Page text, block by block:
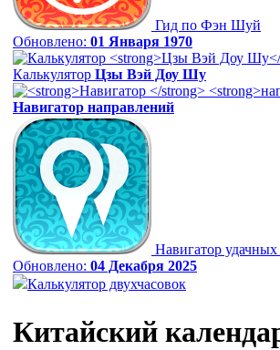
Гид по Фэн Шуй
Обновлено: 01 Января 1970
Калькулятор Цзы Вэй Доу Шу
Навигатор направлений
Навигатор удачных
Обновлено: 04 Декабря 2025
Калькулятор двухчасовок
Китайский